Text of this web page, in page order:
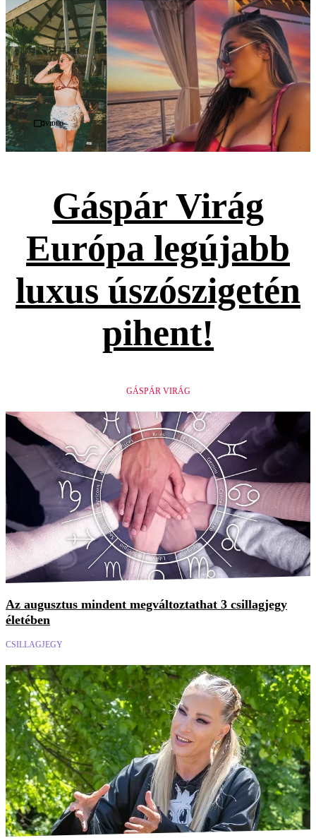
Videó
Gáspár Virág
Európa legújabb
luxus úszószigetén
pihent!
GÁSPÁR VIRÁG
Az augusztus mindent megváltoztathat 3 csillagjegy
életében
CSILLAGJEGY